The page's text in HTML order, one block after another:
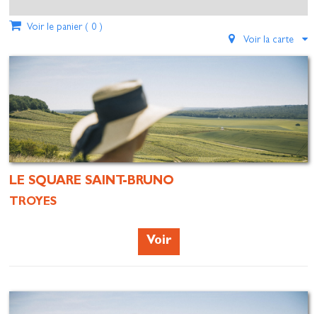
Voir le panier ( 0)
Voir la carte
LE SQUARE SAINT-BRUNO
TROYES
Voir